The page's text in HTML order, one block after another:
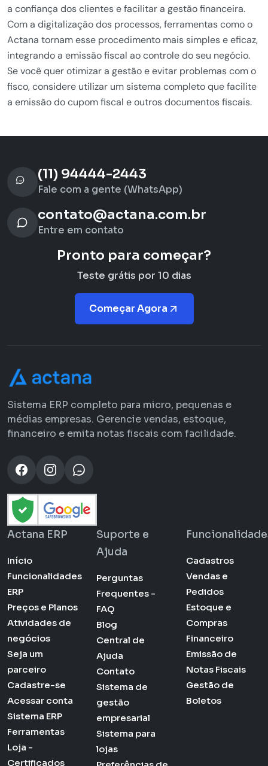
a confiança dos clientes e facilitar a gestão financeira.
Com a digitalização dos processos, ferramentas como o
Actana tornam esse procedimento mais simples e eficaz,
integrando a emissão fiscal ao controle do seu negócio.
Se você quer otimizar a gestão e evitar problemas com o
fisco, considere utilizar um sistema completo que facilite
a emissão do cupom fiscal e outros documentos fiscais.
(11) 94444-2443
Fale com a gente (WhatsApp)
contato@actana.com.br
Entre em contato
Pronto para começar?
Teste grátis por 10 dias
Começar Agora
Sistema ERP completo para micro, pequenas e
médias empresas. Gerencie vendas, estoque,
financeiro e emita notas fiscais com facilidade.
Actana ERP
Início
Funcionalidades
ERP
Preços e Planos
Atividades de
negócios
Seja um
parceiro
Cadastre-se
Acessar conta
Sistema ERP
Ferramentas
Loja -
Certificados
Suporte e
Ajuda
Perguntas
Frequentes -
FAQ
Blog
Central de
Ajuda
Contato
Sistema de
gestão
empresarial
Sistema para
lojas
Cadastros
Vendas e
Pedidos
Estoque e
Compras
Financeiro
Emissão de
Notas Fiscais
Gestão de
Boletos